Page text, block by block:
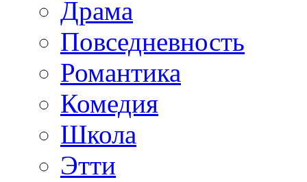
Драма
Повседневность
Романтика
Комедия
Школа
Этти